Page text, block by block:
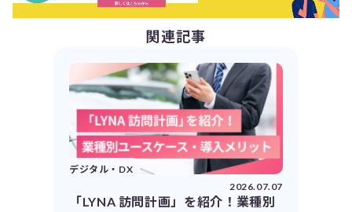
関連記事
デジタル・DX
2026.07.07
「LYNA 訪問計画」を紹介！業種別